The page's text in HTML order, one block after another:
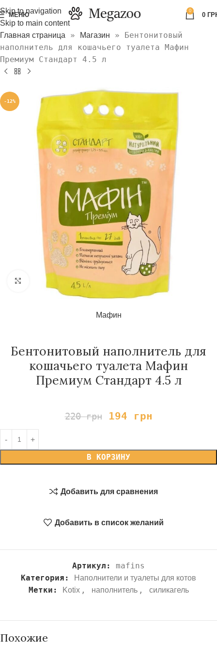
Skip to navigation
Skip to main content
МЕНЮ
0
0
Главная страница » Магазин » Бентонитовый
наполнитель для кошачьего туалета Мафин
Премиум Стандарт 4.5 л
-12%
Нажмите, чтобы увеличить
Мафин
Бентонитовый наполнитель для
кошачьего туалета Мафин
Премиум Стандарт 4.5 л
220грн 194 грн
В КОРЗИНУ
Добавить для сравнения
Добавить в список желаний
Артикул: mafins
Категория:
Наполнители и туалеты для котов
Метки: Kotix , наполнитель , силикагель
Похожие